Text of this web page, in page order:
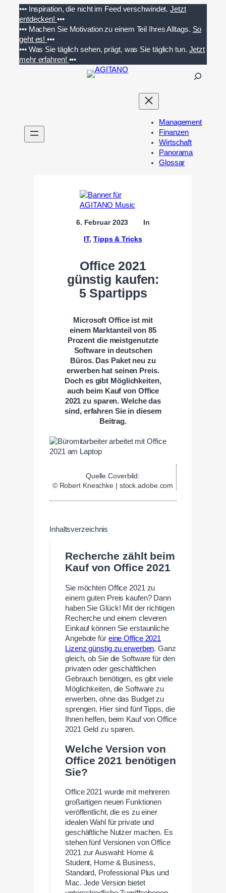
Inhalt
springen
••• Inspiration, die nicht im Feed verschwindet. Jetzt
entdecken! •••
••• Machen Sie Motivation zu einem Teil Ihres Alltags. So
geht es!•••
••• Was Sie täglich sehen, prägt, was Sie täglich tun. Jetzt
mehr erfahren! •••
n
Management
Finanzen
Wirtschaft
Panorama
Glossar
6. Februar 2023 In
IT, Tipps & Tricks
Office 2021
günstig kaufen:
5 Spartipps
Microsoft Office ist mit
einem Marktanteil von 85
Prozent die meistgenutzte
Software in deutschen
Büros. Das Paket neu zu
erwerben hat seinen Preis.
Doch es gibt Möglichkeiten,
auch beim Kauf von Office
2021 zu sparen. Welche das
sind, erfahren Sie in diesem
Beitrag.
Quelle Coverbild:
© Robert Kneschke | stock.adobe.com
Inhaltsverzeichnis
Recherche zählt beim
Kauf von Office 2021
Sie möchten Office 2021 zu
einem guten Preis kaufen? Dann
haben Sie Glück! Mit der richtigen
Recherche und einem cleveren
Einkauf können Sie erstaunliche
Angebote für eine Office 2021
Lizenz günstig zu erwerben. Ganz
gleich, ob Sie die Software für den
privaten oder geschäftlichen
Gebrauch benötigen, es gibt viele
Möglichkeiten, die Software zu
erwerben, ohne das Budget zu
sprengen. Hier sind fünf Tipps, die
Ihnen helfen, beim Kauf von Office
2021 Geld zu sparen.
Welche Version von
Office 2021 benötigen
Sie?
Office 2021 wurde mit mehreren
großartigen neuen Funktionen
veröffentlicht, die es zu einer
idealen Wahl für private und
geschäftliche Nutzer machen. Es
stehen fünf Versionen von Office
2021 zur Auswahl: Home &
Student, Home & Business,
Standard, Professional Plus und
Mac. Jede Version bietet